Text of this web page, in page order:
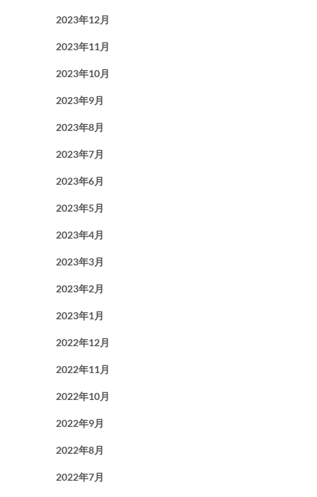
2023年12月
2023年11月
2023年10月
2023年9月
2023年8月
2023年7月
2023年6月
2023年5月
2023年4月
2023年3月
2023年2月
2023年1月
2022年12月
2022年11月
2022年10月
2022年9月
2022年8月
2022年7月